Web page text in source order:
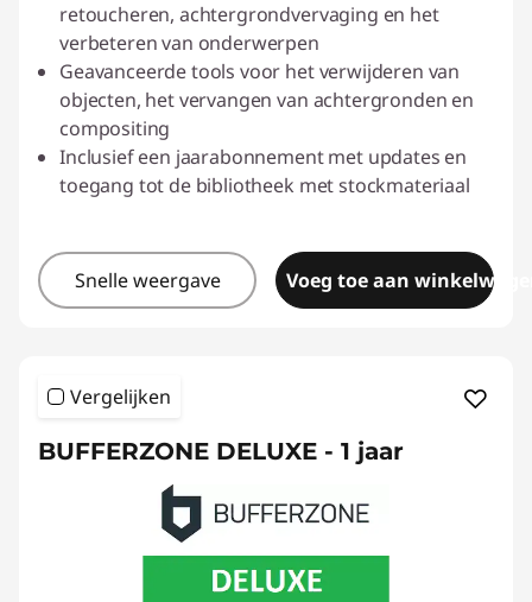
retoucheren, achtergrondvervaging en het
verbeteren van onderwerpen
Geavanceerde tools voor het verwijderen van
objecten, het vervangen van achtergronden en
compositing
Inclusief een jaarabonnement met updates en
toegang tot de bibliotheek met stockmateriaal
Snelle weergave Voeg toe aan
Vergelijken
BUFFERZONE DELUXE - 1 jaar